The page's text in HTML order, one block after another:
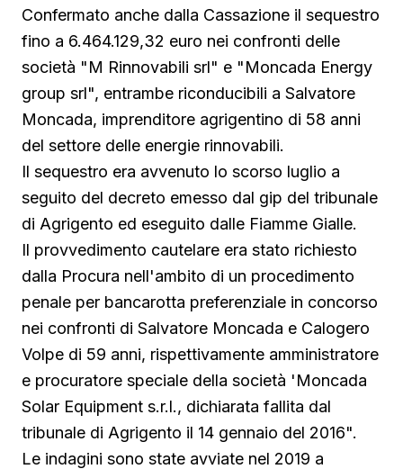
Confermato anche dalla Cassazione il sequestro
fino a 6.464.129,32 euro nei confronti delle
società "M Rinnovabili srl" e "Moncada Energy
group srl", entrambe riconducibili a Salvatore
Moncada, imprenditore agrigentino di 58 anni
del settore delle energie rinnovabili.
Il sequestro era avvenuto lo scorso luglio a
seguito del decreto emesso dal gip del tribunale
di Agrigento ed eseguito dalle Fiamme Gialle.
Il provvedimento cautelare era stato richiesto
dalla Procura nell'ambito di un procedimento
penale per bancarotta preferenziale in concorso
nei confronti di Salvatore Moncada e Calogero
Volpe di 59 anni, rispettivamente amministratore
e procuratore speciale della società 'Moncada
Solar Equipment s.r.l., dichiarata fallita dal
tribunale di Agrigento il 14 gennaio del 2016".
Le indagini sono state avviate nel 2019 a